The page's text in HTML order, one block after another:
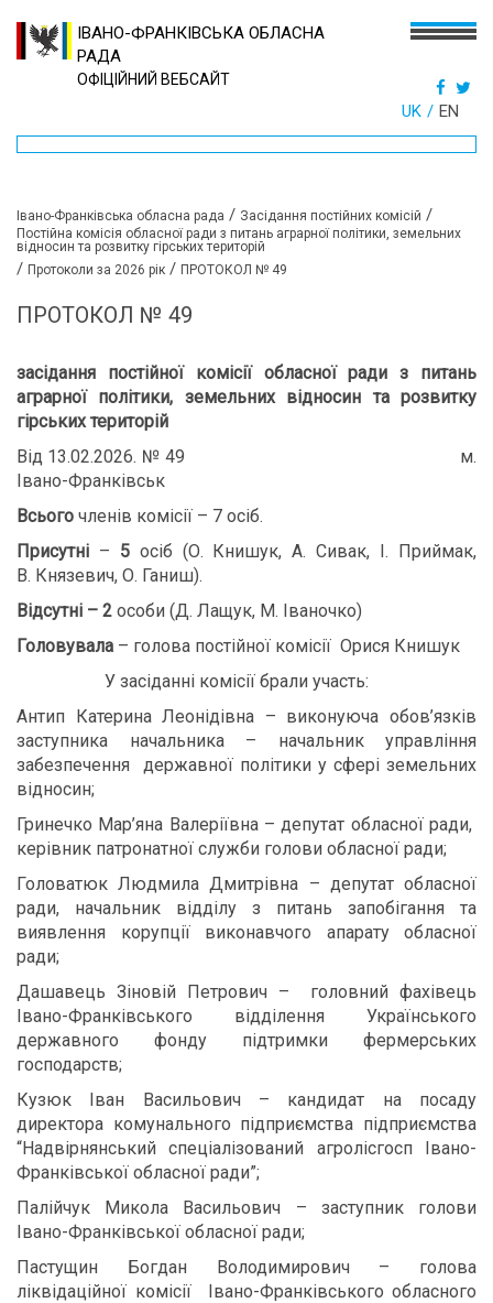
ІВАНО-ФРАНКІВСЬКА ОБЛАСНА
РАДА
ОФІЦІЙНИЙ ВЕБСАЙТ
UK EN
Івано-Франківська обласна рада / Засідання постійних комісій /
Постійна комісія обласної ради з питань аграрної політики, земельних
відносин та розвитку гірських територій
/ Протоколи за 2026 рік / ПРОТОКОЛ № 49
ПРОТОКОЛ № 49
засідання постійної комісії обласної ради з питань
аграрної політики, земельних відносин та розвитку
гірських територій
Від 13.02.2026. № 49 м.
Івано-Франківськ
Всього членів комісії – 7 осіб.
Присутні – 5осіб (О. Книшук, А. Сивак, І. Приймак,
В. Князевич, О. Ганиш).
Відсутні – 2 особи (Д. Лащук, М. Іваночко)
Головувала – голова постійної комісії Орися Книшук
У засіданні комісії брали участь:
Антип Катерина Леонідівна – виконуюча обов’язків
заступника начальника – начальник управління
забезпечення державної політики у сфері земельних
відносин;
Гринечко Мар’яна Валеріївна – депутат обласної ради,
керівник патронатної служби голови обласної ради;
Головатюк Людмила Дмитрівна – депутат обласної
ради, начальник відділу з питань запобігання та
виявлення корупції виконавчого апарату обласної
ради;
Дашавець Зіновій Петрович – головний фахівець
Івано-Франківського відділення Українського
державного фонду підтримки фермерських
господарств;
Кузюк Іван Васильович – кандидат на посаду
директора комунального підприємства підприємства
“Надвірнянський спеціалізований агролісгосп Івано-
Франківської обласної ради”;
Палійчук Микола Васильович – заступник голови
Івано-Франківської обласної ради;
Пастущин Богдан Володимирович – голова
ліквідаційної комісії Івано-Франківського обласного